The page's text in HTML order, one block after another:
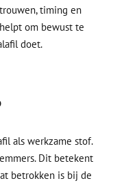
timing en
om bewust te
doet.
als werkzame stof.
Dit betekent
betrokken is bij de